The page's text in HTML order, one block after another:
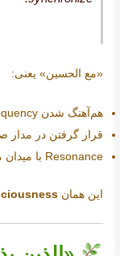
«مع الحسین» یعنی:
هم‌آهنگ شدن frequency روح با consciousness حسینی،
قرار گرفتن در مدار
Resonance با میدان معنوی شهدا.
این همان